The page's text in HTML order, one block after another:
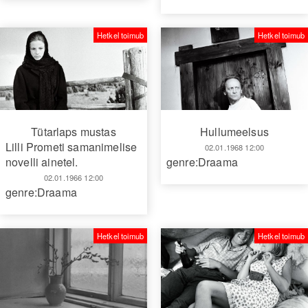
Tütarlaps mustas
Lilli Prometi samanimelise
novelli ainetel.
02.01.1966 12:00
Hetkel toimub
genre:Draama
Hullumeelsus
02.01.1968 12:00
Hetkel toimub
genre:Draama
Hetkel toimub Hetkel toimub